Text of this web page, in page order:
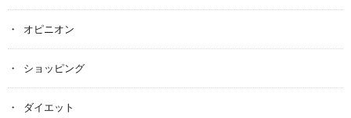
オピニオン
ショッピング
ダイエット